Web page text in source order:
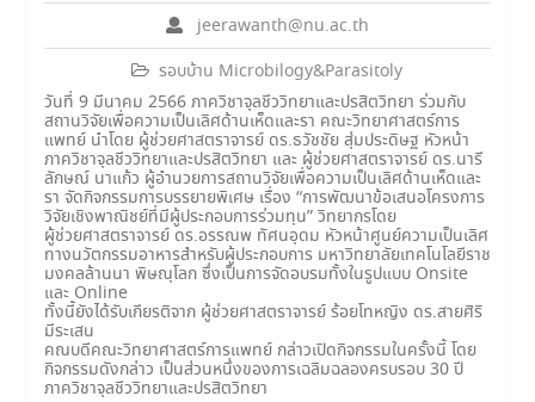
jeerawanth@nu.ac.th
รอบบ้าน Microbilogy&Parasitoly
วันที่ 9 มีนาคม 2566 ภาควิชาจุลชีววิทยาและปรสิตวิทยา ร่วมกับ
สถานวิจัยเพื่อความเป็นเลิศด้านเห็ดและรา คณะวิทยาศาสตร์การ
แพทย์ นำโดย ผู้ช่วยศาสตราจารย์ ดร.ธวัชชัย สุ่มประดิษฐ หัวหน้า
ภาควิชาจุลชีววิทยาและปรสิตวิทยา และ ผู้ช่วยศาสตราจารย์ ดร.นารี
ลักษณ์ นาแก้ว ผู้อำนวยการสถานวิจัยเพื่อความเป็นเลิศด้านเห็ดและ
รา จัดกิจกรรมการบรรยายพิเศษ เรื่อง “การพัฒนาข้อเสนอโครงการ
วิจัยเชิงพาณิชย์ที่มีผู้ประกอบการร่วมทุน” วิทยากรโดย
ผู้ช่วยศาสตราจารย์ ดร.อรรณพ ทัศนอุดม หัวหน้าศูนย์ความเป็นเลิศ
ทางนวัตกรรมอาหารสำหรับผู้ประกอบการ มหาวิทยาลัยเทคโนโลยีราช
มงคลล้านนา พิษณุโลก ซึ่งเป็นการจัดอบรมทั้งในรูปแบบ Onsite
และ Online
ทั้งนี้ยังได้รับเกียรติจาก ผู้ช่วยศาสตราจารย์ ร้อยโทหญิง ดร.สายศิริ
มีระเสน
คณบดีคณะวิทยาศาสตร์การแพทย์ กล่าวเปิดกิจกรรมในครั้งนี้ โดย
กิจกรรมดังกล่าว เป็นส่วนหนึ่งของการเฉลิมฉลองครบรอบ 30 ปี
ภาควิชาจุลชีววิทยาและปรสิตวิทยา